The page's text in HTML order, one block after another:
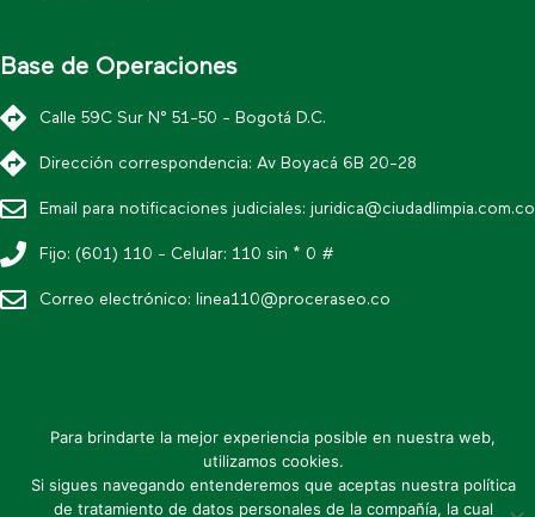
Base de Operaciones
Calle 59C Sur N° 51-50 - Bogotá D.C.
Dirección correspondencia: Av Boyacá 6B 20-28
Email para notificaciones judiciales: juridica@ciudadlimpia.com.co
Fijo: (601) 110 - Celular: 110 sin * 0 #
Correo electrónico: linea110@proceraseo.co
* Política de datos personales
* Mapa de sitio
Para brindarte la mejor experiencia posible en nuestra web,
utilizamos cookies.
Si sigues navegando entenderemos que aceptas nuestra política
de tratamiento de datos personales de la compañía, la cual